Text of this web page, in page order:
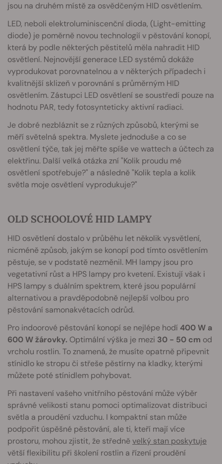
jsou na druhém místě za osvědčeným HID osvětlením.
LED, neboli elektroluminiscenční dioda, (Light-emitting
diode) je poměrně novou technologií v pěstování konopí,
která by podle některých pěstitelů měla nahradit HID
osvětlení. Nejnovější generace LED systémů dokáže
vyprodukovat porovnatelnou a v některých případech i
kvalitnější sklizeň v porovnání s průměrným HID
osvětlením. Zástupci LED osvětlení se soustředí pouze na
hodnotu PAR, tedy fotosynteticky aktivní radiaci.
Je dobré nezbláznit se z různých způsobů, kterými se
měří světelná spektra. Myslete jednoduše a co se
osvětlení týče, tak jej měřte spíše ve wattech a účtech za
elektřinu. Další velká otázka zní "Kolik proudu mé
osvětlení spotřebuje?" a následně "Kolik tepla a kolik
světla moje osvětlení vyprodukuje?"
OLD SCHOOLOVÉ HID LAMPY
HID osvětlení dostalo v průběhu let několik vysvětlení,
nicméně způsob, jakým se konopí pod tímto osvětlením
pěstuje, se v podstatě nezměnil. MH lampy jsou pro
vegetativní růst a HPS lampy pro kvetení. Existují však i
HPS lampy s duálním spektrem, které jsou populární
alternativou a pravděpodobně nejlepší volbou pro
pěstování samonakvétacích odrůd.
Pro indoorové pěstování konopí se nejlépe hodí 400 W a
600 W žárovky. Optimální výška je mezi 30 - 50 cm od
vrcholu rostlin. To znamená, že musíte opatrně připevnit
stínidlo ke stropu či střeše pěstírny na kladky, kterými
můžete poté stínidlem pohybovat.
Při nastavení vašeho vnitřního pěstování může výběr
správné velikosti stanu pomoci optimalizovat distribuci
světla a proudění vzduchu. I kompaktní stan může
podpořit úspěšné pěstování, ale ti, kteří mají více
prostoru, mohou zjistit, že středněvelký stan poskytuje
větší flexibilitu při školení rostlin a řízení proudění